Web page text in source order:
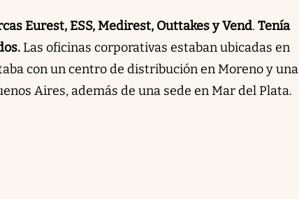
Eurest, ESS, Medirest, Outtakes y Vend. Tenía
Las oficinas corporativas estaban ubicadas en
con un centro de distribución en Moreno y una
Aires, además de una sede en Mar del Plata.